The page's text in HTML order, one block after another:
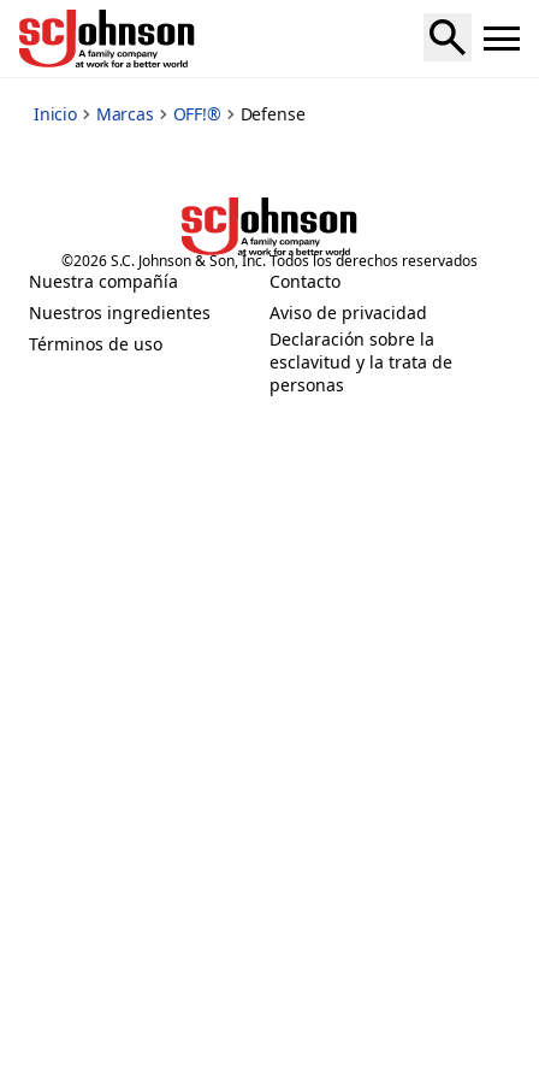
defense
Inicio Marcas OFF!® Defense
©2026S.C. Johnson & Son, Inc. Todos los derechos reservados
Nuestra compañía
(Opens in a new tab)
Nuestros ingredientes
(Opens in a new tab)
Términos de uso
(Opens in a new tab)
Contacto
(Opens in a new tab)
Aviso de privacidad
(Opens in a new tab)
Declaración sobre la
esclavitud y la trata de
personas
(Opens in a new tab)